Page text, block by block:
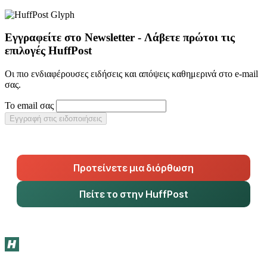
Εγγραφείτε στο Newsletter - Λάβετε πρώτοι τις
επιλογές HuffPost
Οι πιο ενδιαφέρουσες ειδήσεις και απόψεις καθημερινά στο e-mail
σας.
Το email σας
Εγγραφή στις ειδοποιήσεις
Προτείνετε μια διόρθωση
Πείτε το στην HuffPost